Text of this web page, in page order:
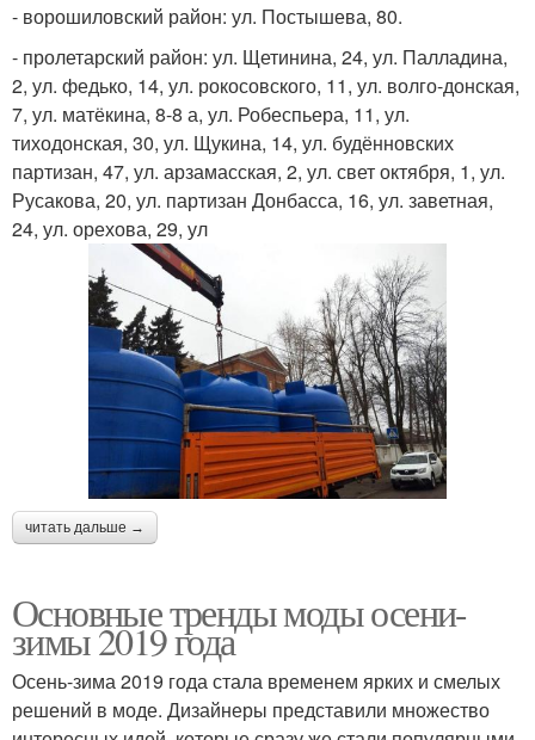
- ворошиловский район: ул. Постышева, 80.
- пролетарский район: ул. Щетинина, 24, ул. Палладина,
2, ул. федько, 14, ул. рокосовского, 11, ул. волго-донская,
7, ул. матёкина, 8-8 а, ул. Робеспьера, 11, ул.
тиходонская, 30, ул. Щукина, 14, ул. будённовских
партизан, 47, ул. арзамасская, 2, ул. свет октября, 1, ул.
Русакова, 20, ул. партизан Донбасса, 16, ул. заветная,
24, ул. орехова, 29, ул
читать дальше →
Основные тренды моды осени-
зимы 2019 года
Осень-зима 2019 года стала временем ярких и смелых
решений в моде. Дизайнеры представили множество